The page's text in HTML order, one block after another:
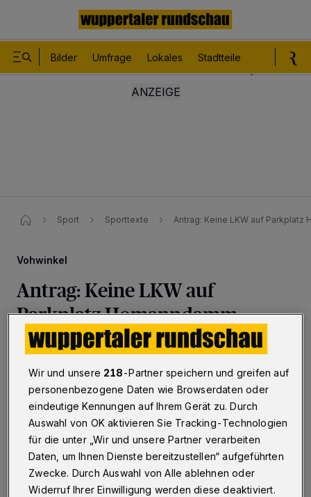
Bilder Umfrage Lokales Stadtteile
Sport Sporttexte Antrag: Keine LKW auf
Vohwinkel
Antrag: Keine LKW auf
Parkplatz Homanndamm
Wuppertal·Die Verkehrssituation im Vohwinkeler
Fraktion entspannen. Sie beantragt zur nächsten
Sitzung der Bezirksvertretung ein LKW-Verbot auf dem
Parkplatz am Homanndamm.
11.05.2021 , 20:30 Uhr Eine Minute Lesezeit
Wir und unsere 218-Partner speichern und greifen auf
personenbezogene Daten wie Browserdaten oder
eindeutige Kennungen auf Ihrem Gerät zu. Durch
Auswahl von OK aktivieren Sie Tracking-Technologien
für die unter „Wir und unsere Partner verarbeiten
Daten, um Ihnen Dienste bereitzustellen“ aufgeführten
Zwecke. Durch Auswahl von Alle ablehnen oder
Widerruf Ihrer Einwilligung werden diese deaktiviert.